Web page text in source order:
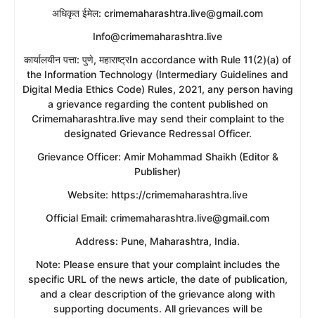
​अधिकृत ईमेल: crimemaharashtra.live@gmail.com
Info@crimemaharashtra.live
​कार्यालयीन पत्ता: पुणे, महाराष्ट्रIn accordance with Rule 11(2)(a) of
the Information Technology (Intermediary Guidelines and
Digital Media Ethics Code) Rules, 2021, any person having
a grievance regarding the content published on
Crimemaharashtra.live may send their complaint to the
designated Grievance Redressal Officer.
​Grievance Officer: Amir Mohammad Shaikh (Editor &
Publisher)
​Website: https://crimemaharashtra.live
​Official Email: crimemaharashtra.live@gmail.com
​Address: Pune, Maharashtra, India.
​Note: Please ensure that your complaint includes the
specific URL of the news article, the date of publication,
and a clear description of the grievance along with
supporting documents. All grievances will be